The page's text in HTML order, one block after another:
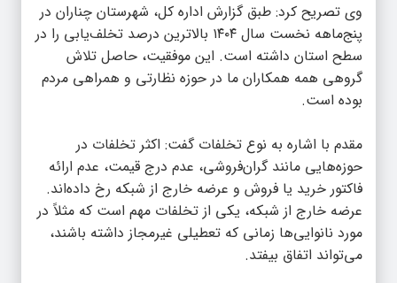
وی تصریح کرد: طبق گزارش اداره کل، شهرستان چناران در
پنج‌ماهه نخست سال ۱۴۰۴ بالاترین درصد تخلف‌یابی را در
سطح استان داشته است. این موفقیت، حاصل تلاش
گروهی همه همکاران ما در حوزه نظارتی و همراهی مردم
بوده است.
مقدم با اشاره به نوع تخلفات گفت: اکثر تخلفات در
حوزه‌هایی مانند گران‌فروشی، عدم درج قیمت، عدم ارائه
فاکتور خرید یا فروش و عرضه خارج از شبکه رخ داده‌اند.
عرضه خارج از شبکه، یکی از تخلفات مهم است که مثلاً در
مورد نانوایی‌ها زمانی که تعطیلی غیرمجاز داشته باشند،
می‌تواند اتفاق بیفتد.